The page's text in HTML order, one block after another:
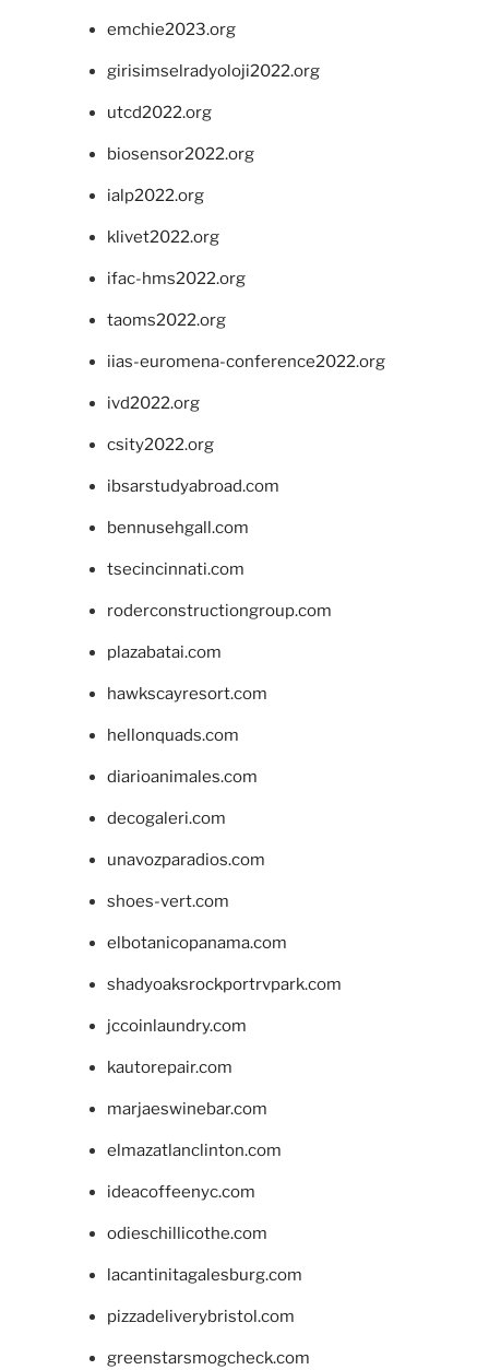
emchie2023.org
girisimselradyoloji2022.org
utcd2022.org
biosensor2022.org
ialp2022.org
klivet2022.org
ifac-hms2022.org
taoms2022.org
iias-euromena-conference2022.org
ivd2022.org
csity2022.org
ibsarstudyabroad.com
bennusehgall.com
tsecincinnati.com
roderconstructiongroup.com
plazabatai.com
hawkscayresort.com
hellonquads.com
diarioanimales.com
decogaleri.com
unavozparadios.com
shoes-vert.com
elbotanicopanama.com
shadyoaksrockportrvpark.com
jccoinlaundry.com
kautorepair.com
marjaeswinebar.com
elmazatlanclinton.com
ideacoffeenyc.com
odieschillicothe.com
lacantinitagalesburg.com
pizzadeliverybristol.com
greenstarsmogcheck.com